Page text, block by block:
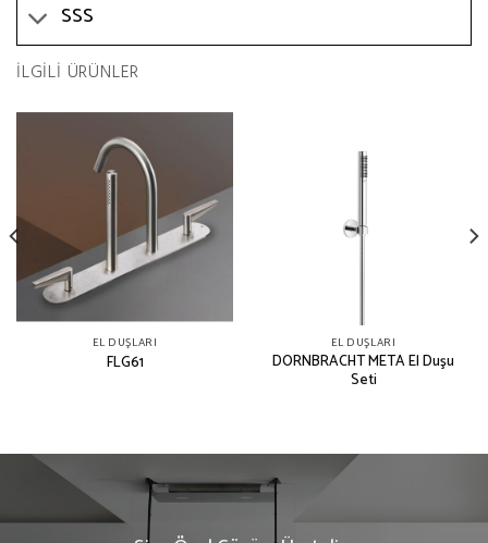
SSS
İLGILI ÜRÜNLER
EL DUŞLARI
FLG61
EL DUŞLARI
DORNBRACHT META El Duşu
Seti